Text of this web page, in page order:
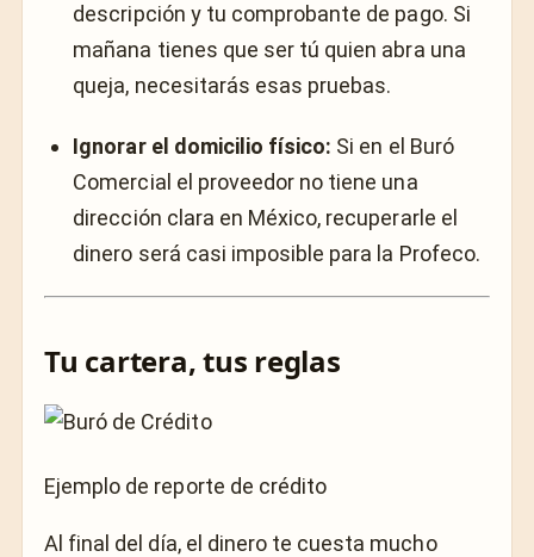
descripción y tu comprobante de pago. Si
mañana tienes que ser tú quien abra una
queja, necesitarás esas pruebas.
Ignorar el domicilio físico: Si en el Buró
Comercial el proveedor no tiene una
dirección clara en México, recuperarle el
dinero será casi imposible para la Profeco.
Tu cartera, tus reglas
Ejemplo de reporte de crédito
Al final del día, el dinero te cuesta mucho